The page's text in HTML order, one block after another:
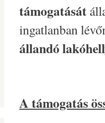
támogatását
ingatlanban
állandó
A támogatás